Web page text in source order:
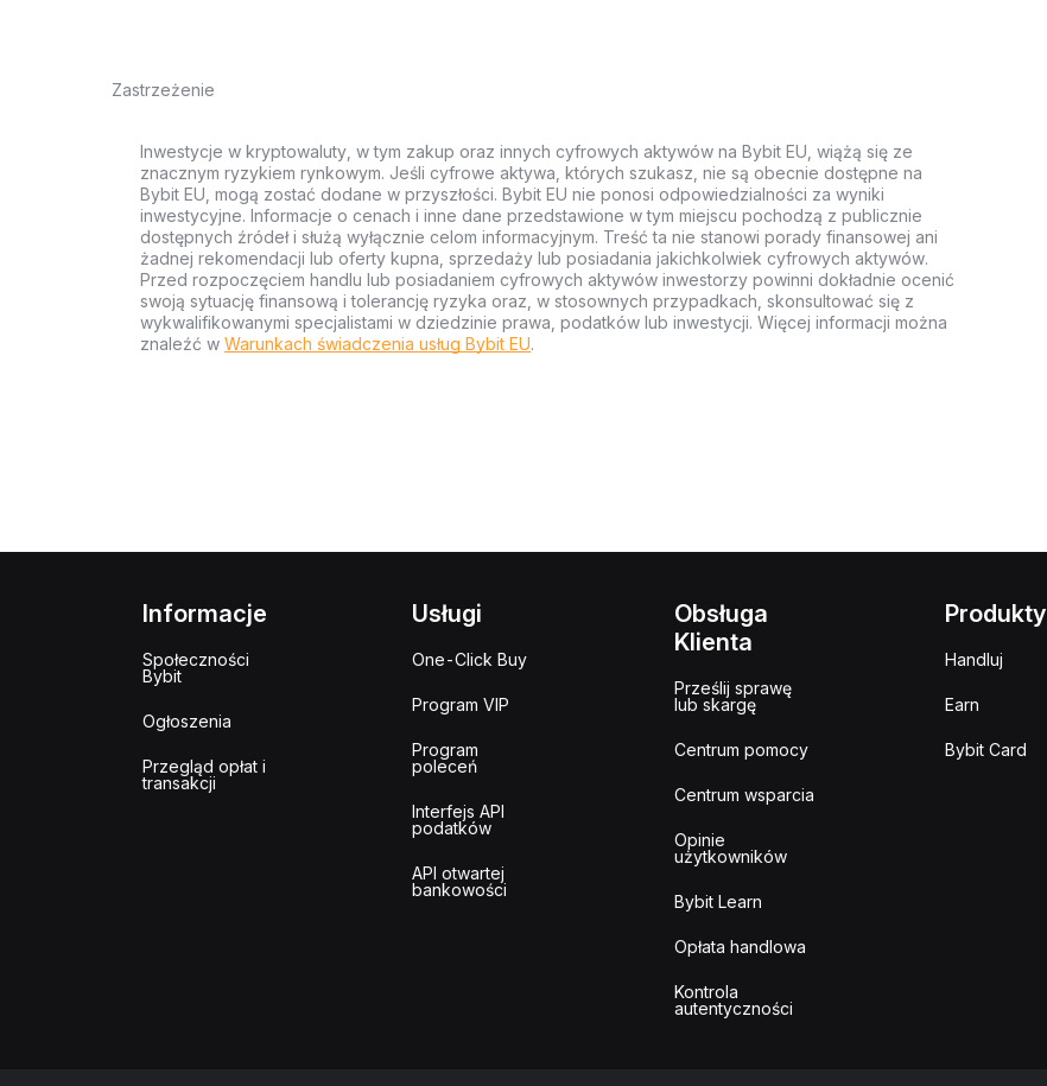
Zastrzeżenie
Inwestycje w kryptowaluty, w tym zakup oraz innych cyfrowych aktywów na Bybit EU, wiążą się ze
znacznym ryzykiem rynkowym. Jeśli cyfrowe aktywa, których szukasz, nie są obecnie dostępne na
Bybit EU, mogą zostać dodane w przyszłości. Bybit EU nie ponosi odpowiedzialności za wyniki
inwestycyjne. Informacje o cenach i inne dane przedstawione w tym miejscu pochodzą z publicznie
dostępnych źródeł i służą wyłącznie celom informacyjnym. Treść ta nie stanowi porady finansowej ani
żadnej rekomendacji lub oferty kupna, sprzedaży lub posiadania jakichkolwiek cyfrowych aktywów.
Przed rozpoczęciem handlu lub posiadaniem cyfrowych aktywów inwestorzy powinni dokładnie ocenić
swoją sytuację finansową i tolerancję ryzyka oraz, w stosownych przypadkach, skonsultować się z
wykwalifikowanymi specjalistami w dziedzinie prawa, podatków lub inwestycji. Więcej informacji można
znaleźć w Warunkach świadczenia usług Bybit EU.
Informacje
Społeczności
Bybit
Ogłoszenia
Przegląd opłat i
transakcji
Usługi
One-Click Buy
Program VIP
Program
poleceń
Interfejs API
podatków
API otwartej
bankowości
Obsługa
Klienta
Prześlij sprawę
lub skargę
Centrum pomocy
Centrum wsparcia
Opinie
użytkowników
Bybit Learn
Opłata handlowa
Kontrola
autentyczności
Produkty
Handluj
Earn
Bybit Card